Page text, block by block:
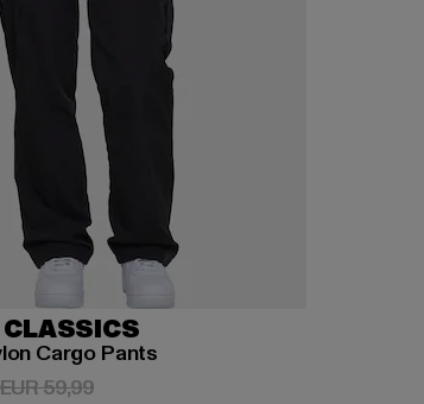
CLASSICS
Cargo Pants
EUR 28,80
EUR 59,99Actieprijs: EUR 59,99